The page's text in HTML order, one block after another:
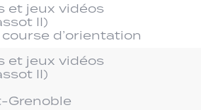
et jeux vidéos
II)
d’orientation
et jeux vidéos
II)
Grenoble